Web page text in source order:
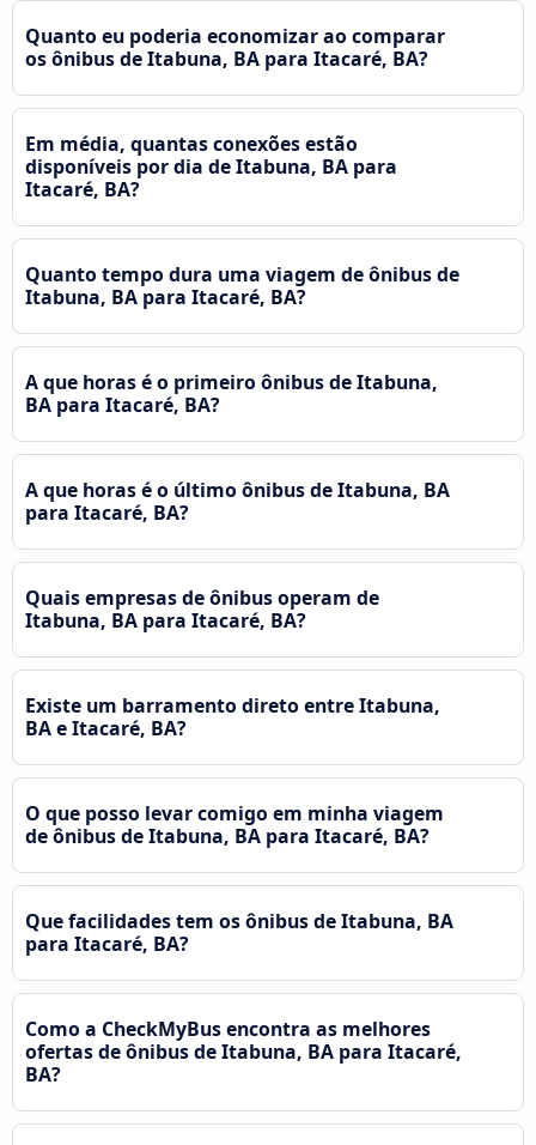
Quanto eu poderia economizar ao comparar
os ônibus de Itabuna, BA para Itacaré, BA?
Em média, quantas conexões estão
disponíveis por dia de Itabuna, BA para
Itacaré, BA?
Quanto tempo dura uma viagem de ônibus de
Itabuna, BA para Itacaré, BA?
A que horas é o primeiro ônibus de Itabuna,
BA para Itacaré, BA?
A que horas é o último ônibus de Itabuna, BA
para Itacaré, BA?
Quais empresas de ônibus operam de
Itabuna, BA para Itacaré, BA?
Existe um barramento direto entre Itabuna,
BA e Itacaré, BA?
O que posso levar comigo em minha viagem
de ônibus de Itabuna, BA para Itacaré, BA?
Que facilidades tem os ônibus de Itabuna, BA
para Itacaré, BA?
Como a CheckMyBus encontra as melhores
ofertas de ônibus de Itabuna, BA para Itacaré,
BA?